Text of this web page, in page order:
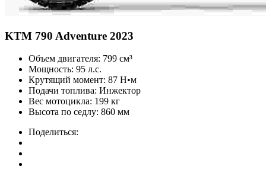
KTM 790 Adventure 2023
Объем двигателя: 799 см³
Мощность: 95 л.с.
Крутящий момент: 87 Н•м
Подачи топлива: Инжектор
Вес мотоцикла: 199 кг
Высота по седлу: 860 мм
Поделиться: